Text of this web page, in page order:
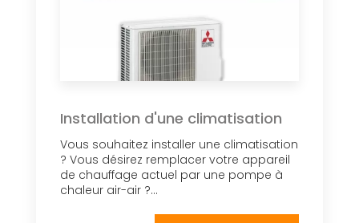
Installation d'une climatisation
Vous souhaitez installer une climatisation
? Vous désirez remplacer votre appareil
de chauffage actuel par une pompe à
chaleur air-air ?...